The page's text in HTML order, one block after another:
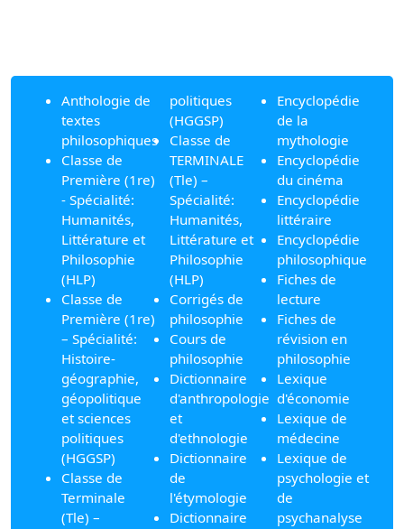
Anthologie de
textes
philosophiques
Classe de
Première (1re)
- Spécialité:
Humanités,
Littérature et
Philosophie
(HLP)
Classe de
Première (1re)
– Spécialité:
Histoire-
géographie,
géopolitique
et sciences
politiques
(HGGSP)
Classe de
Terminale
(Tle) –
politiques
(HGGSP)
Classe de
TERMINALE
(Tle) –
Spécialité:
Humanités,
Littérature et
Philosophie
(HLP)
Corrigés de
philosophie
Cours de
philosophie
Dictionnaire
d'anthropologie
et
d'ethnologie
Dictionnaire
de
l'étymologie
Dictionnaire
Encyclopédie
de la
mythologie
Encyclopédie
du cinéma
Encyclopédie
littéraire
Encyclopédie
philosophique
Fiches de
lecture
Fiches de
révision en
philosophie
Lexique
d'économie
Lexique de
médecine
Lexique de
psychologie et
de
psychanalyse